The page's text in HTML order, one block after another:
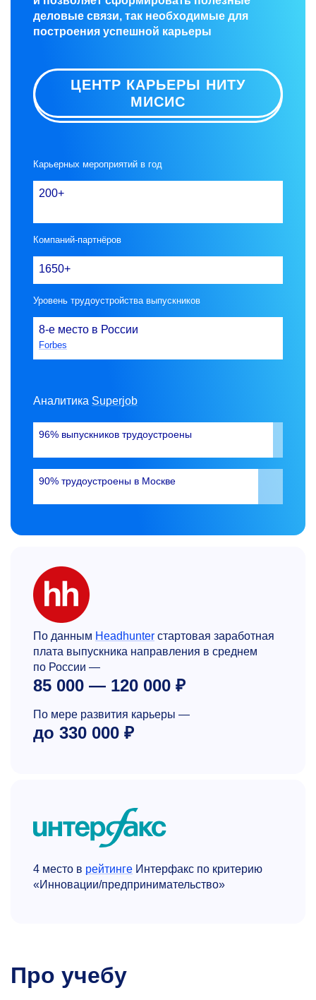
деловые связи, так необходимые для
построения успешной карьеры
ЦЕНТР КАРЬЕРЫ НИТУ
МИСИС
Карьерных мероприятий в год
200+
Компаний-партнёров
1650+
Уровень трудоустройства выпускников
8-е место в России
Forbes
Аналитика Superjob
96% выпускников трудоустроены
90% трудоустроены в Москве
По данным Headhunter стартовая заработная
плата выпускника направления в среднем
по России —
85 000 — 120 000 ₽
По мере развития карьеры —
до 330 000 ₽
4 место в рейтинге Интерфакс по критерию
«Инновации/предпринимательство»
Про учебу